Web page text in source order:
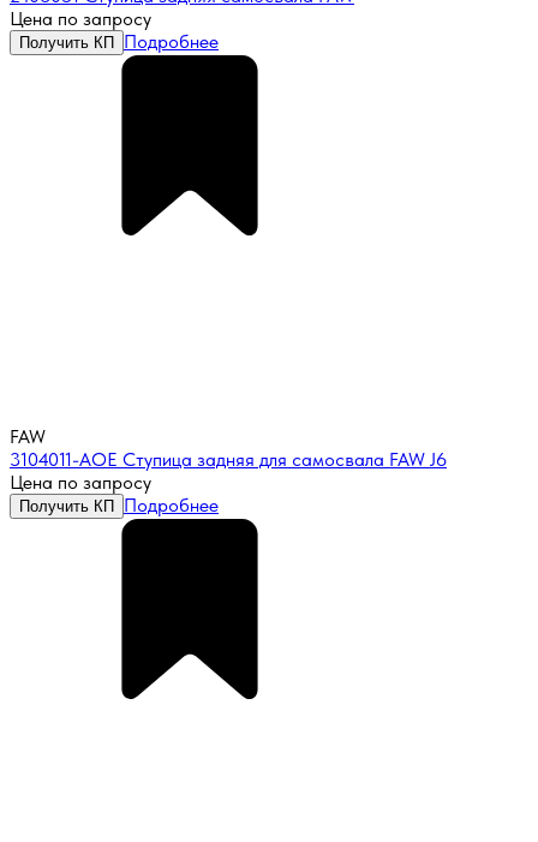
Цена по запросу
Получить КП Подробнее
FAW
3104011-AOE Ступица задняя для самосвала FAW J6
Цена по запросу
Получить КП Подробнее